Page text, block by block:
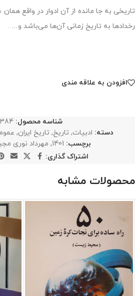
تاریخی به جا مانده از آن ادوار در واقع
رخدادها به تاریخ زمانی آن‌ها می‌باشد و… .
افزودن به علاقه مندی
شناسه محصول:
دسته: ادبیات, تاریخ, تاریخ ایران,
برچسب: 1401
, مهرداد نوری
اشتراک گذاری:
محصولات مشابه